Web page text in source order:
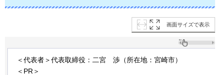
画面サイズで表示
＜代表者＞代表取締役：二宮 渉 （所在地：宮崎市）
＜PR＞